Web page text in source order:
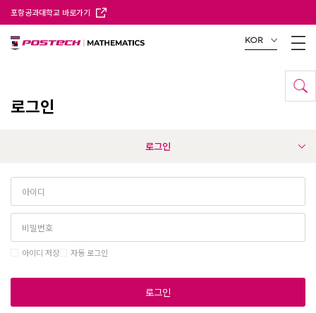
포항공과대학교 바로가기
KOR
로그인
로그인
아이디 저장 자동 로그인
로그인